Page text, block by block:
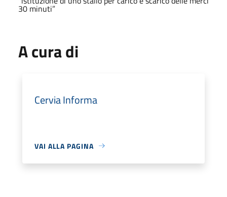
30 minuti”
A cura di
Cervia Informa
VAI ALLA PAGINA